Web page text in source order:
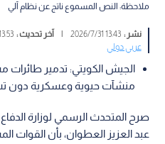
ملاحظة: النص المسموع ناتج عن نظام آلي
نشر :13:43 2026/7/31 آخر تحديث :2026/7/31
عربي دولي
الجيش الكويتي: تدمير طائرات
منشآت حيوية وعسكرية دون
صرح المتحدث الرسمي لوزارة
عبد العزيز العطوان، بأن القوات